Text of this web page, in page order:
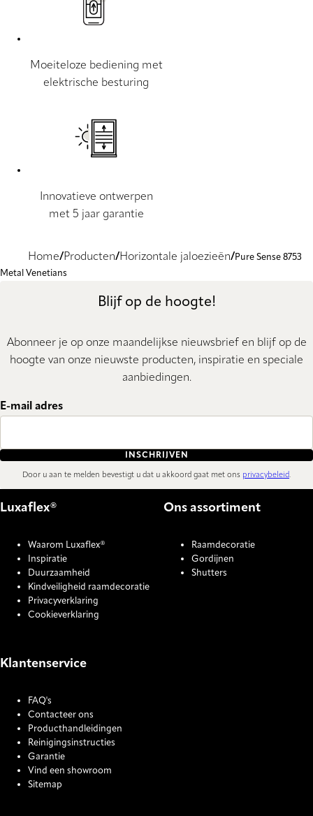
Moeiteloze bediening met
elektrische besturing
Innovatieve ontwerpen
met 5 jaar garantie
Home Producten Horizontale jaloezieën
Pure Sense 8753
Metal Venetians
Blijf op de hoogte!
Abonneer je op onze maandelijkse nieuwsbrief en blijf op de
hoogte van onze nieuwste producten, inspiratie en speciale
aanbiedingen.
E-mail adres
INSCHRIJVEN
Door u aan te melden bevestigt u dat u akkoord gaat met ons privacybeleid.
Luxaflex®
Waarom Luxaflex®
Inspiratie
Duurzaamheid
Kindveiligheid raamdecoratie
Privacyverklaring
Cookieverklaring
Ons assortiment
Raamdecoratie
Gordijnen
Shutters
Klantenservice
FAQ's
Contacteer ons
Producthandleidingen
Reinigingsinstructies
Garantie
Vind een showroom
Sitemap